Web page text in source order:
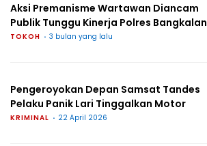
Aksi Premanisme Wartawan Diancam
Publik Tunggu Kinerja Polres Bangkalan
TOKOH 3 bulan yang lalu
Pengeroyokan Depan Samsat Tandes
Pelaku Panik Lari Tinggalkan Motor
KRIMINAL 22 April 2026